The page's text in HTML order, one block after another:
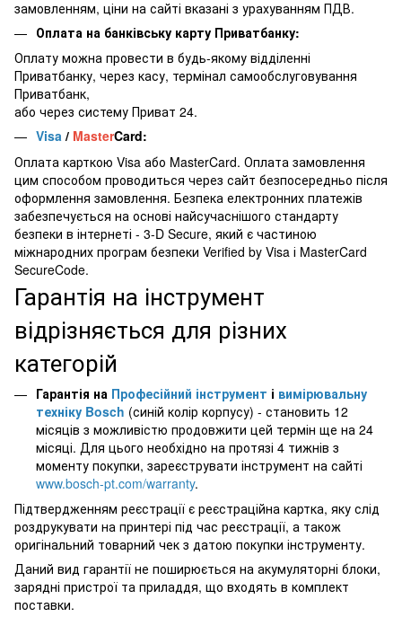
замовленням, ціни на сайті вказані з урахуванням ПДВ.
Оплата на банківську карту Приватбанку:
Оплату можна провести в будь-якому відділенні
Приватбанку, через касу, термінал самообслуговування
Приватбанк,
або через систему Приват 24.
Visa / MasterCard:
Оплата карткою Visa або MasterCard. Оплата замовлення
цим способом проводиться через сайт безпосередньо після
оформлення замовлення. Безпека електронних платежів
забезпечується на основі найсучаснішого стандарту
безпеки в інтернеті - 3-D Secure, який є частиною
міжнародних програм безпеки Verified by Visa і MasterCard
SecureCode.
Гарантія на інструмент
відрізняється для різних
категорій
Гарантія на Професійний інструмент і вимірювальну
техніку Bosch (синій колір корпусу) - становить 12
місяців з можливістю продовжити цей термін ще на 24
місяці. Для цього необхідно на протязі 4 тижнів з
моменту покупки, зареєструвати інструмент на сайті
www.bosch-pt.com/warranty.
Підтвердженням реєстрації є реєстраційна картка, яку слід
роздрукувати на принтері під час реєстрації, а також
оригінальний товарний чек з датою покупки інструменту.
Даний вид гарантії не поширюється на акумуляторні блоки,
зарядні пристрої та приладдя, що входять в комплект
поставки.